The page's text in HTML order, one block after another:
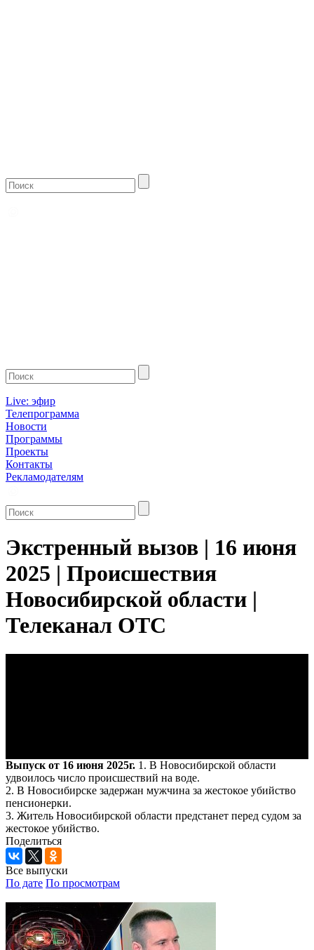
Live: эфир
Телепрограмма
Новости
Программы
Проекты
Контакты
Рекламодателям
Экстренный вызов | 16 июня
2025 | Происшествия
Новосибирской области |
Телеканал ОТС
Выпуск от 16 июня 2025г. 1. В Новосибирской области
удвоилось число происшествий на воде.
2. В Новосибирске задержан мужчина за жестокое убийство
пенсионерки.
3. Житель Новосибирской области предстанет перед судом за
жестокое убийство.
Поделиться
Все выпуски
По дате По просмотрам